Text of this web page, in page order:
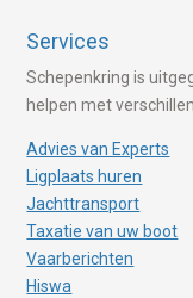
Services
Schepenkring is
helpen met
Advies van Experts
Ligplaats huren
Jachttransport
Taxatie van uw boot
Vaarberichten
Hiswa